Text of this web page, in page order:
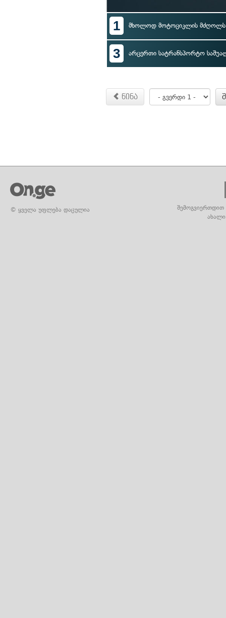
1 მხოლოდ მოტოციკლის მძღოლს
3 არცერთი სატრანსპორტო
წინა
© ყველა უფლება დაცულია
შემოგვიერთდით
ახალი